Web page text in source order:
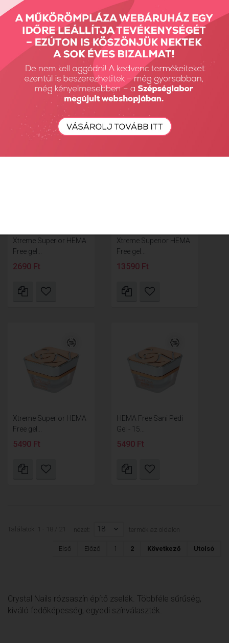
HEMA Free Sani Pedi
Gel - 5 ml
2690 Ft
Xtreme Superior HEMA
Free gel...
2690 Ft
Xtreme Superior HEMA
Free gel...
2690 Ft
Xtreme Superior HEMA
Free gel...
13590 Ft
Xtreme Superior HEMA
Free gel...
5490 Ft
HEMA Free Sani Pedi
Gel - 15...
5490 Ft
Találatok: 1 - 18 / 21 nézet: 18 termék az oldalon
Első Előző 1 2 Következő Utolsó
Crystal Nails rózsaszín építő zselék. Többféle sűrűség,
kiváló fedőképesség, egyedi színválaszték.